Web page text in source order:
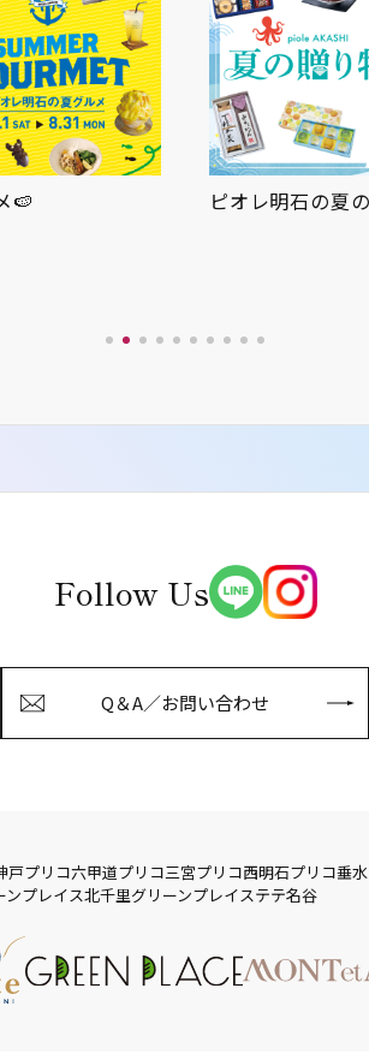
石の夏の贈り物
Follow Us
Q＆A／お問い合わせ
戸プリコ六甲道プリコ三宮プリコ西明石プリコ垂水
ンプレイス北千里グリーンプレイステテ名谷